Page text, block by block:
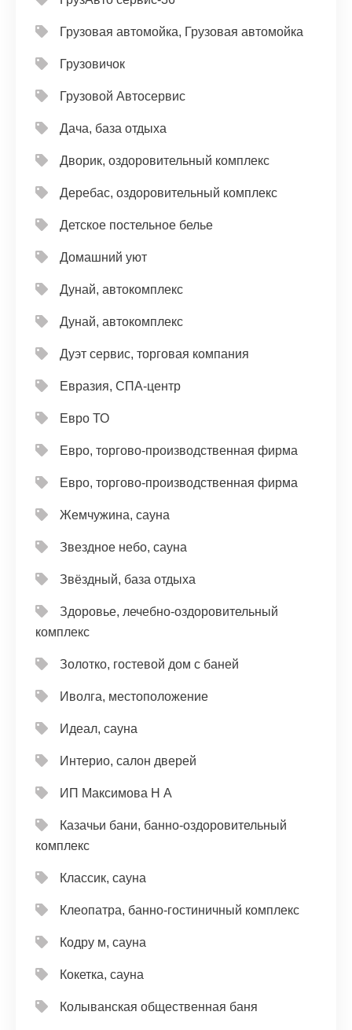
Грузовая автомойка, Грузовая автомойка
Грузовичок
Грузовой Автосервис
Дача, база отдыха
Дворик, оздоровительный комплекс
Деребас, оздоровительный комплекс
Детское постельное белье
Домашний уют
Дунай, автокомплекс
Дунай, автокомплекс
Дуэт сервис, торговая компания
Евразия, СПА-центр
Евро ТО
Евро, торгово-производственная фирма
Евро, торгово-производственная фирма
Жемчужина, сауна
Звездное небо, сауна
Звёздный, база отдыха
Здоровье, лечебно-оздоровительный
комплекс
Золотко, гостевой дом с баней
Иволга, местоположение
Идеал, сауна
Интерио, салон дверей
ИП Максимова Н А
Казачьи бани, банно-оздоровительный
комплекс
Классик, сауна
Клеопатра, банно-гостиничный комплекс
Кодру м, сауна
Кокетка, сауна
Колыванская общественная баня